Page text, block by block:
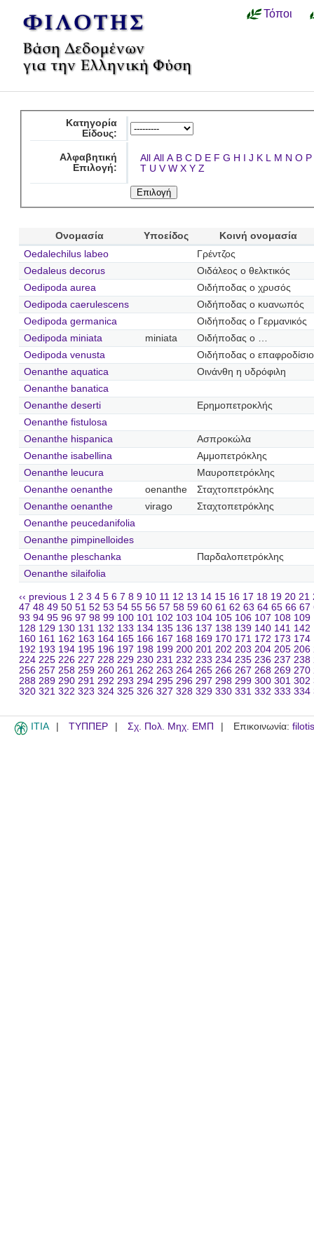
Τόποι
Κατηγορία
Είδους:
Αλφαβητική
Επιλογή:
All All A B C D E F G H I J K L M N O P
T U V W X Y Z
Ονομασία Υποείδος
Κοινή ονομασία
Oedalechilus labeo
Γρέντζος
Oedaleus decorus
Οιδάλεος ο θελκτικός
Oedipoda aurea
Οιδήποδας ο χρυσός
Oedipoda caerulescens
Οιδήποδας ο κυανωπός
Oedipoda germanica
Οιδήποδας ο Γερμανικός
Oedipoda miniata
miniata
Οιδήποδας ο …
Oedipoda venusta
Οιδήποδας ο
Oenanthe aquatica
Οινάνθη η υδρόφιλη
Oenanthe banatica
Oenanthe deserti
Ερημοπετροκλής
Oenanthe fistulosa
Oenanthe hispanica
Ασπροκώλα
Oenanthe isabellina
Αμμοπετρόκλης
Oenanthe leucura
Μαυροπετρόκλης
Oenanthe oenanthe
oenanthe
Σταχτοπετρόκλης
Oenanthe oenanthe
virago
Σταχτοπετρόκλης
Oenanthe peucedanifolia
Oenanthe pimpinelloides
Oenanthe pleschanka
Παρδαλοπετρόκλης
Oenanthe silaifolia
‹‹ previous 1 2 3 4 5 6 7 8 9 10 11 12 13 14 15 16 17 18 19 20 21
47 48 49 50 51 52 53 54 55 56 57 58 59 60 61 62 63 64 65 66 67
93 94 95 96 97 98 99 100 101 102 103 104 105 106 107 108 109
128 129 130 131 132 133 134 135 136 137 138 139 140 141 142
160 161 162 163 164 165 166 167 168 169 170 171 172 173 174
192 193 194 195 196 197 198 199 200 201 202 203 204 205 206
224 225 226 227 228 229 230 231 232 233 234 235 236 237 238
256 257 258 259 260 261 262 263 264 265 266 267 268 269 270
288 289 290 291 292 293 294 295 296 297 298 299 300 301 302
320 321 322 323 324 325 326 327 328 329 330 331 332 333 334
ITIA ΤΥΠΠΕΡ Σχ. Πολ. Μηχ. ΕΜΠ Επικοινωνία: